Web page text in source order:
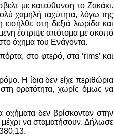
με κατεύθυνση το Ζακάκι.
χαμηλή ταχύτητα, λόγω της
στη δεξιά λωρίδα και
έστριψε απότομα με σκοπό
όχημα του Ενάγοντα.
στο φτερό, στα ‘rims’ και
Η ίδια δεν είχε περιθώρια
ορατότητα, χωρίς όμως να
δεν βρίσκονταν στην
μέχρι να σταματήσουν. Δήλωσε